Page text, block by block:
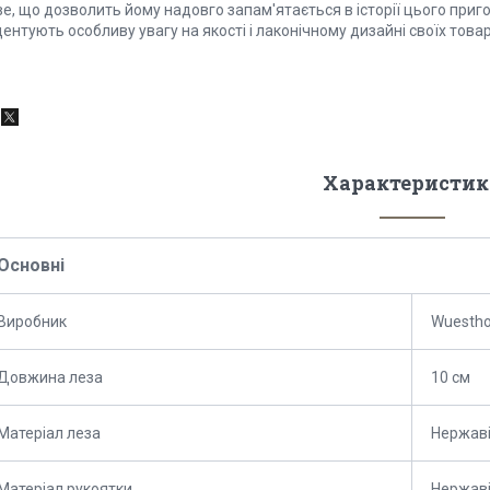
що дозволить йому надовго запам'ятається в історії цього
особливу увагу на якості і лаконічному дизайні своїх
Виробник
леза 10 см
Матеріал леза